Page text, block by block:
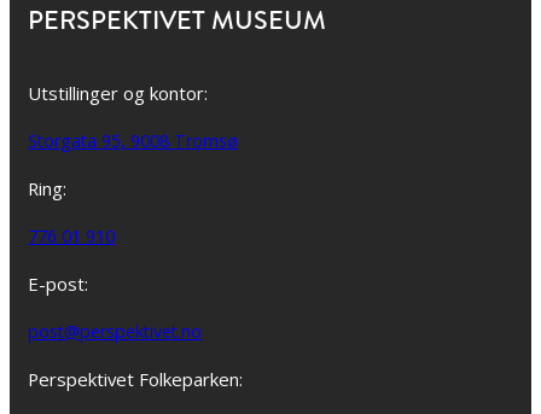
PERSPEKTIVET MUSEUM
Utstillinger og kontor:
Storgata 95, 9008 Tromsø
Ring:
776 01 910
E-post:
post@perspektivet.no
Perspektivet Folkeparken: